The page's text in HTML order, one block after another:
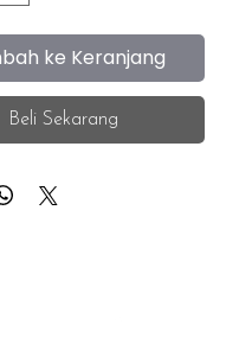
ke Keranjang
Beli Sekarang